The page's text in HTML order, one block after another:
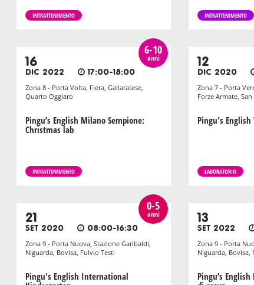
INTRATTENIMENTO INTRATTENIMENTO
6-10
anni
16
DIC 2022 17:00-18:00
Zona 8 - Porta Volta, Fiera, Gallaratese,
Quarto Oggiaro
Pingu’s English Milano Sempione:
Christmas lab
INTRATTENIMENTO
12
DIC 2020
Zona 7 - Porta
Forze Armate, San
Pingu's
LABORATORIO
0-5
anni
21
SET 2020 08:00-16:30
Zona 9 - Porta Nuova, Stazione Garibaldi,
Niguarda, Bovisa, Fulvio Testi
Pingu's English International
13
SET 2022
Zona 9 - Porta
Niguarda, Bovisa,
Pingu’s